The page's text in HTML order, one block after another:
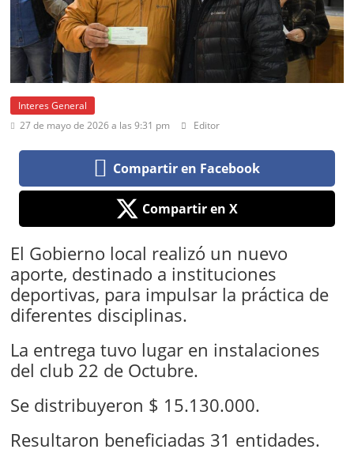
Interes General
27 de mayo de 2026 a las 9:31 pm
Editor
Compartir en Facebook
Compartir en X
El Gobierno local realizó un nuevo
aporte, destinado a instituciones
deportivas, para impulsar la práctica de
diferentes disciplinas.
La entrega tuvo lugar en instalaciones
del club 22 de Octubre.
Se distribuyeron $ 15.130.000.
Resultaron beneficiadas 31 entidades.